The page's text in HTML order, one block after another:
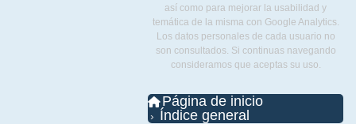
así como para mejorar la usabilidad y
temática de la misma con Google Analytics.
Los datos personales de cada usuario no
son consultados. Si continuas navegando
consideramos que aceptas su uso.
Página de inicio
Índice general